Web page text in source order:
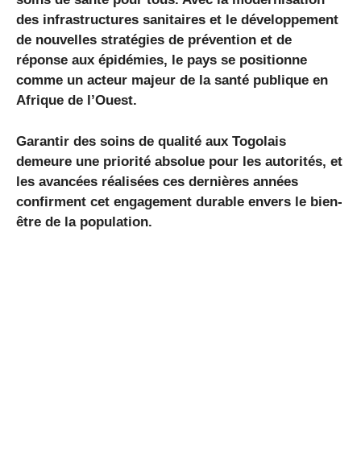
des infrastructures sanitaires et le développement
de nouvelles stratégies de prévention et de
réponse aux épidémies, le pays se positionne
comme un acteur majeur de la santé publique en
Afrique de l’Ouest.
Garantir des soins de qualité aux Togolais
demeure une priorité absolue pour les autorités, et
les avancées réalisées ces dernières années
confirment cet engagement durable envers le bien-
être de la population.